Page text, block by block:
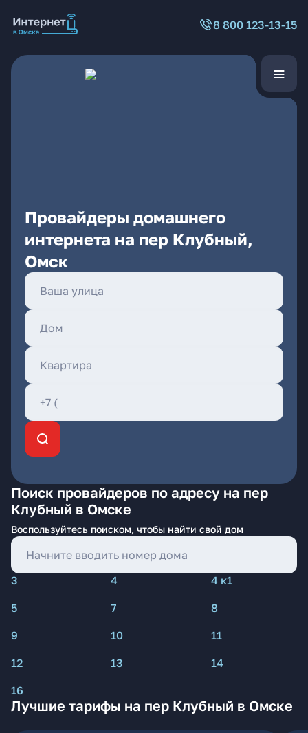
8 800 123-13-15
Провайдеры домашнего
интернета на пер Клубный,
Омск
Поиск провайдеров по адресу на пер
Клубный в Омске
Воспользуйтесь поиском, чтобы найти свой дом
3 4
4 к1
5
7
8
9
10
11
12
13
14
16
Лучшие тарифы на пер Клубный в Омске